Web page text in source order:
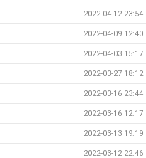
2022-04-12 23:54
2022-04-09 12:40
2022-04-03 15:17
2022-03-27 18:12
2022-03-16 23:44
2022-03-16 12:17
2022-03-13 19:19
2022-03-12 22:46